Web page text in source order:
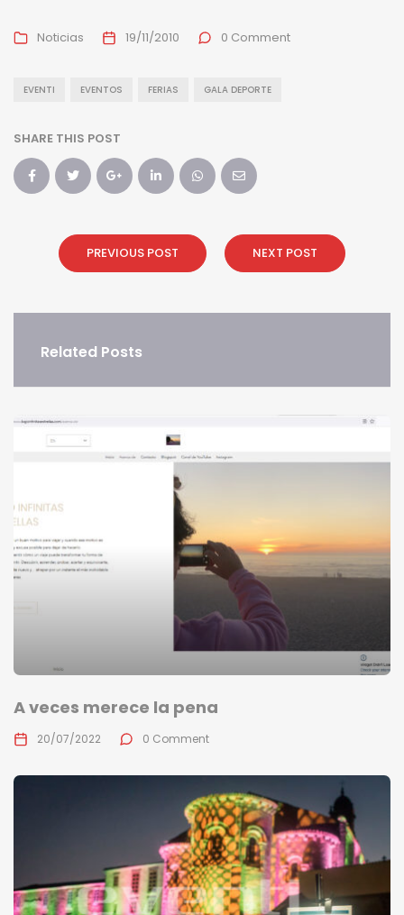
Noticias 19/11/2010 0 Comment
EVENTI EVENTOS FERIAS GALA DEPORTE
SHARE THIS POST
PREVIOUS POST NEXT POST
Related Posts
A veces merece la pena
20/07/2022 0 Comment